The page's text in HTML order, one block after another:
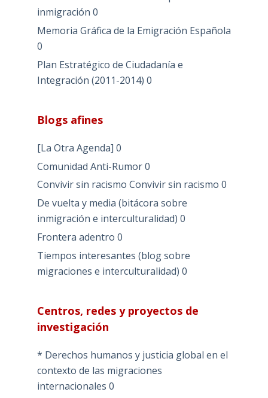
inmigración 0
Memoria Gráfica de la Emigración Española
0
Plan Estratégico de Ciudadanía e
Integración (2011-2014) 0
Blogs afines
[La Otra Agenda] 0
Comunidad Anti-Rumor0
Convivir sin racismo Convivir sin racismo 0
De vuelta y media (bitácora sobre
inmigración e interculturalidad) 0
Frontera adentro 0
Tiempos interesantes (blog sobre
migraciones e interculturalidad) 0
Centros, redes y proyectos de
investigación
* Derechos humanos y justicia global en el
contexto de las migraciones
internacionales 0